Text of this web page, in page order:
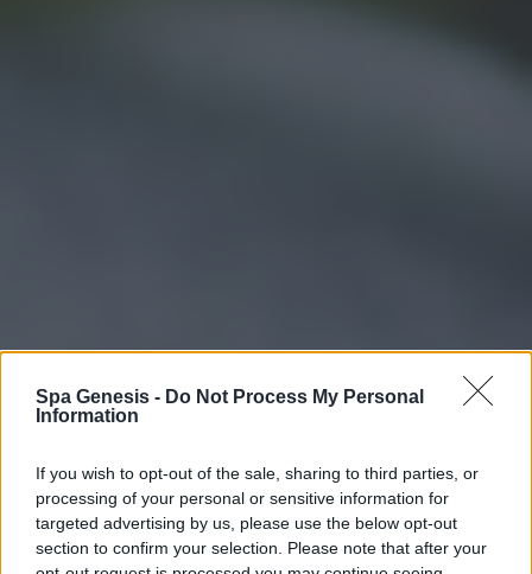
Spa Genesis - Do Not Process My Personal
Information
If you wish to opt-out of the sale, sharing to third parties, or
processing of your personal or sensitive information for
targeted advertising by us, please use the below opt-out
section to confirm your selection. Please note that after your